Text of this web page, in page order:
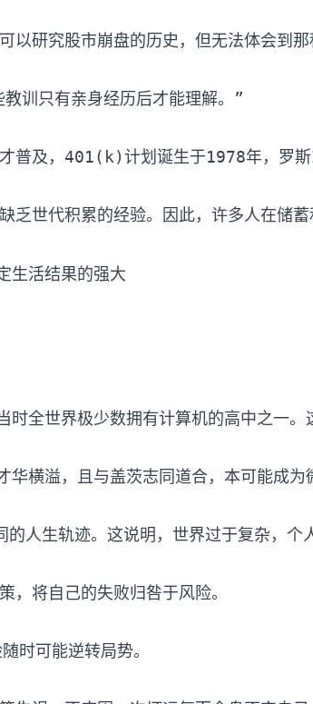
研究股市崩盘的历史，但无法体会到
普及，401(k)计划诞生于1978年，罗
生活结果的强大
世界极少数拥有计算机的高中之一
溢，且与盖茨志同道合，本可能成为
将自己的失败归咎于风险。
时可能逆转局势。